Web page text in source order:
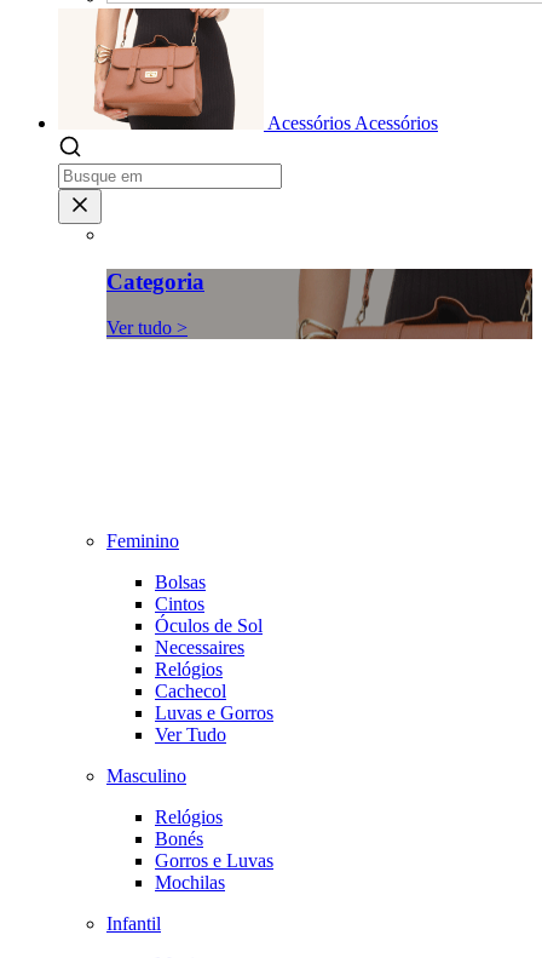
Acessórios Acessórios
Categoria
Ver tudo >
Feminino
Bolsas
Cintos
Óculos de Sol
Necessaires
Relógios
Cachecol
Luvas e Gorros
Ver Tudo
Masculino
Relógios
Bonés
Gorros e Luvas
Mochilas
Infantil